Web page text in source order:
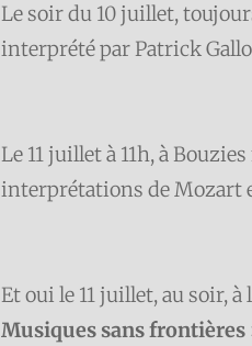
Le soir du 10 juillet,
interprété par Patrick
Le 11 juillet à 11h, à
interprétations de Mozart
Et oui le 11 juillet, au soir,
Musiques sans frontières